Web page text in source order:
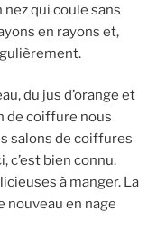
nez qui coule sans
en rayons et,
du jus d’orange et
de coiffure nous
salons de coiffures
c’est bien connu.
à manger. La
nouveau en nage